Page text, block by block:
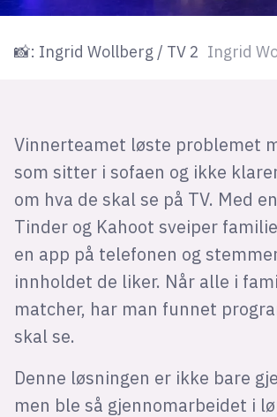
📸: Ingrid Wollberg / TV 2 Ingrid
Vinnerteamet løste problemet
som sitter i sofaen og ikke
om hva de skal se på TV. Med
Tinder og Kahoot sveiper
en app på telefonen og
innholdet de liker. Når alle i
matcher, har man funnet
skal se.
Denne løsningen er ikke bare
men ble så gjennomarbeidet i